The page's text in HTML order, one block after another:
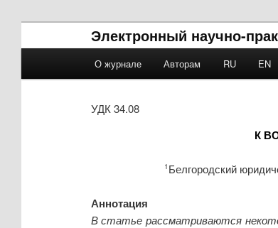
Электронный научно-
Skip to primary content
Skip to secondary content
О журнале Авторам RU EN
УДК 34.08
К
1 Белгородский
Аннотация
В статье рассматриваются